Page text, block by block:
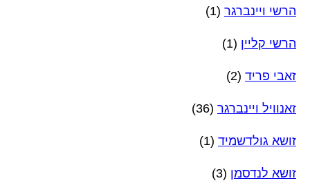
הרשי ויינברגר (1)
הרשי קליין (1)
זאבי פריד (2)
זאנוויל ויינברגר (36)
זושא גולדשמיד (1)
זושא לנדסמן (3)